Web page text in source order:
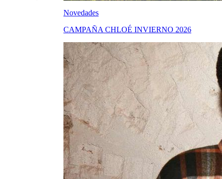
Novedades
CAMPAÑA CHLOÉ INVIERNO 2026